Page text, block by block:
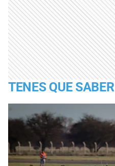
TENES QUE SABER